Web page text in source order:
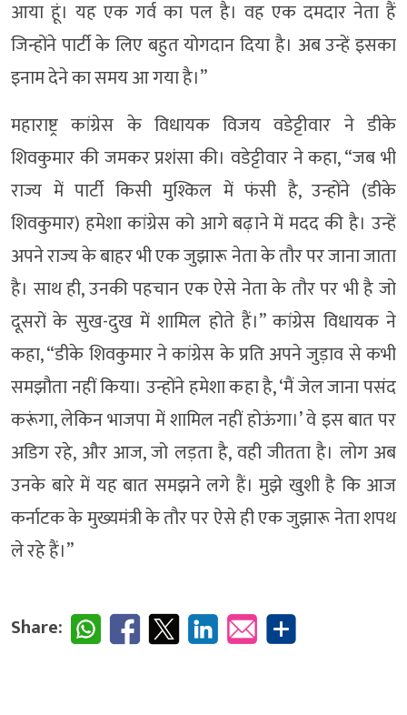
आया हूं। यह एक गर्व का पल है। वह एक दमदार नेता हैं
जिन्होंने पार्टी के लिए बहुत योगदान दिया है। अब उन्हें इसका
इनाम देने का समय आ गया है।”
महाराष्ट्र कांग्रेस के विधायक विजय वडेट्टीवार ने डीके
शिवकुमार की जमकर प्रशंसा की। वडेट्टीवार ने कहा, “जब भी
राज्य में पार्टी किसी मुश्किल में फंसी है, उन्होंने (डीके
शिवकुमार) हमेशा कांग्रेस को आगे बढ़ाने में मदद की है। उन्हें
अपने राज्य के बाहर भी एक जुझारू नेता के तौर पर जाना जाता
है। साथ ही, उनकी पहचान एक ऐसे नेता के तौर पर भी है जो
दूसरों के सुख-दुख में शामिल होते हैं।” कांग्रेस विधायक ने
कहा, “डीके शिवकुमार ने कांग्रेस के प्रति अपने जुड़ाव से कभी
समझौता नहीं किया। उन्होंने हमेशा कहा है, ‘मैं जेल जाना पसंद
करूंगा, लेकिन भाजपा में शामिल नहीं होऊंगा।’ वे इस बात पर
अडिग रहे, और आज, जो लड़ता है, वही जीतता है। लोग अब
उनके बारे में यह बात समझने लगे हैं। मुझे खुशी है कि आज
कर्नाटक के मुख्यमंत्री के तौर पर ऐसे ही एक जुझारू नेता शपथ
ले रहे हैं।”
Share: